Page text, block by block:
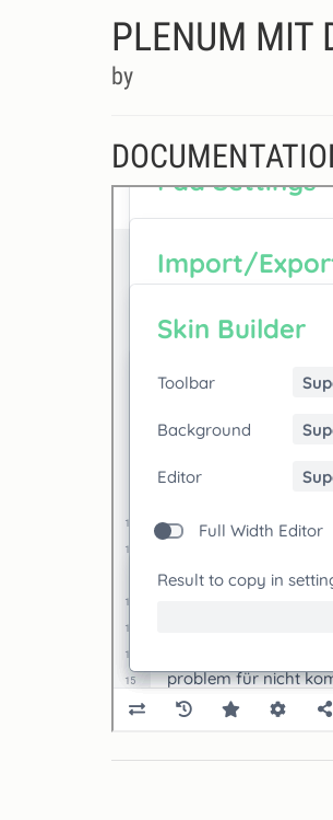
PLENUM MIT
by